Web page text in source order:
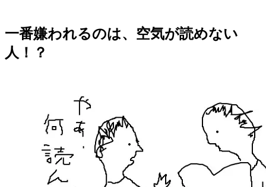
一番嫌われるのは、空気が読めない
人！？